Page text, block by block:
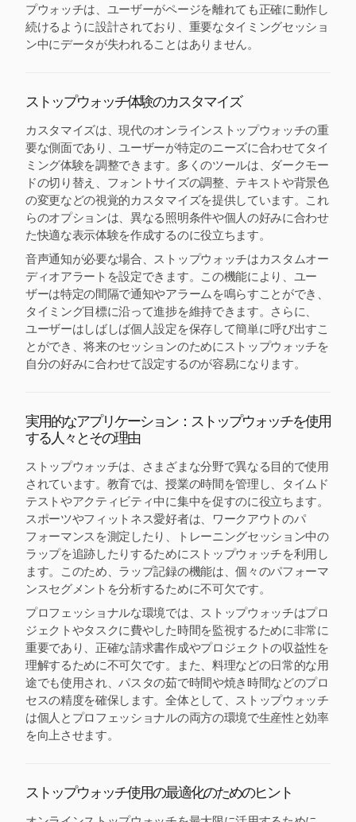
プウォッチは、ユーザーがページを離れても正確に動作し
続けるように設計されており、重要なタイミングセッショ
ン中にデータが失われることはありません。
ストップウォッチ体験のカスタマイズ
カスタマイズは、現代のオンラインストップウォッチの重
要な側面であり、ユーザーが特定のニーズに合わせてタイ
ミング体験を調整できます。多くのツールは、ダークモー
ドの切り替え、フォントサイズの調整、テキストや背景色
の変更などの視覚的カスタマイズを提供しています。これ
らのオプションは、異なる照明条件や個人の好みに合わせ
た快適な表示体験を作成するのに役立ちます。
音声通知が必要な場合、ストップウォッチはカスタムオー
ディオアラートを設定できます。この機能により、ユー
ザーは特定の間隔で通知やアラームを鳴らすことができ、
タイミング目標に沿って進捗を維持できます。さらに、
ユーザーはしばしば個人設定を保存して簡単に呼び出すこ
とができ、将来のセッションのためにストップウォッチを
自分の好みに合わせて設定するのが容易になります。
実用的なアプリケーション：ストップウォッチを使用
する人々とその理由
ストップウォッチは、さまざまな分野で異なる目的で使用
されています。教育では、授業の時間を管理し、タイムド
テストやアクティビティ中に集中を促すのに役立ちます。
スポーツやフィットネス愛好者は、ワークアウトのパ
フォーマンスを測定したり、トレーニングセッション中の
ラップを追跡したりするためにストップウォッチを利用し
ます。このため、ラップ記録の機能は、個々のパフォーマ
ンスセグメントを分析するために不可欠です。
プロフェッショナルな環境では、ストップウォッチはプロ
ジェクトやタスクに費やした時間を監視するために非常に
重要であり、正確な請求書作成やプロジェクトの収益性を
理解するために不可欠です。また、料理などの日常的な用
途でも使用され、パスタの茹で時間や焼き時間などのプロ
セスの精度を確保します。全体として、ストップウォッチ
は個人とプロフェッショナルの両方の環境で生産性と効率
を向上させます。
ストップウォッチ使用の最適化のためのヒント